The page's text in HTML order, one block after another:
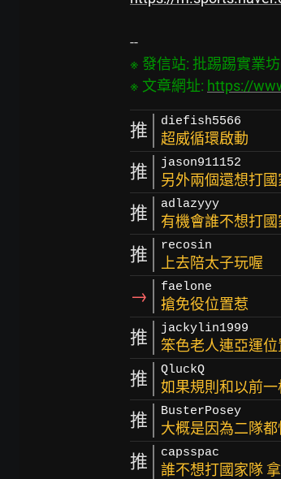
※ 發信站: 批踢踢實業
※ 文章網址: https://
推 diefish5566
超威循環啟動
推 jason911152
另外兩個還想打
推 adlazyyy
有機會誰不想打國
推 recosin
上去陪太子玩喔
→ faelone
搶免役位置惹
推 jackylin1999
笨色老人連亞運
推 QluckQ
如果規則和以前
推 BusterPosey
大概是因為二隊
推 capsspac
誰不想打國家隊